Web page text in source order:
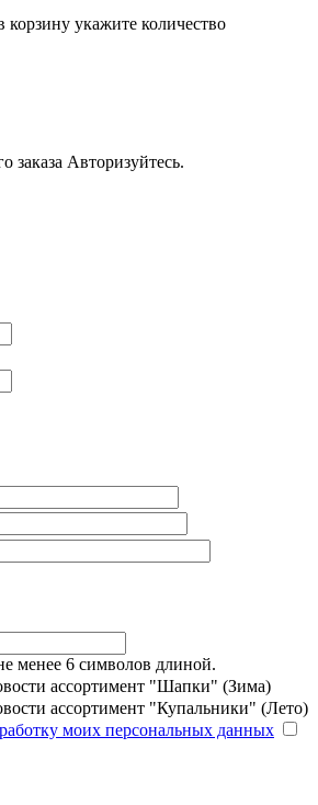
корзину укажите количество
заказа Авторизуйтесь.
менее 6 символов длиной.
ассортимент "Шапки" (Зима)
ассортимент "Купальники" (Лето)
моих персональных данных